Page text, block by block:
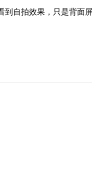
自拍效果，只是背面